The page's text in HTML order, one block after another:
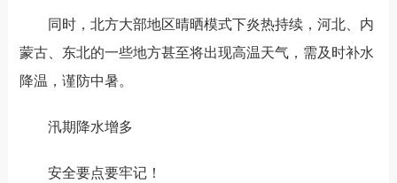
同时，北方大部地区晴晒模式下炎热持续，河北、内
蒙古、东北的一些地方甚至将出现高温天气，需及时补水
降温，谨防中暑。
汛期降水增多
安全要点要牢记！